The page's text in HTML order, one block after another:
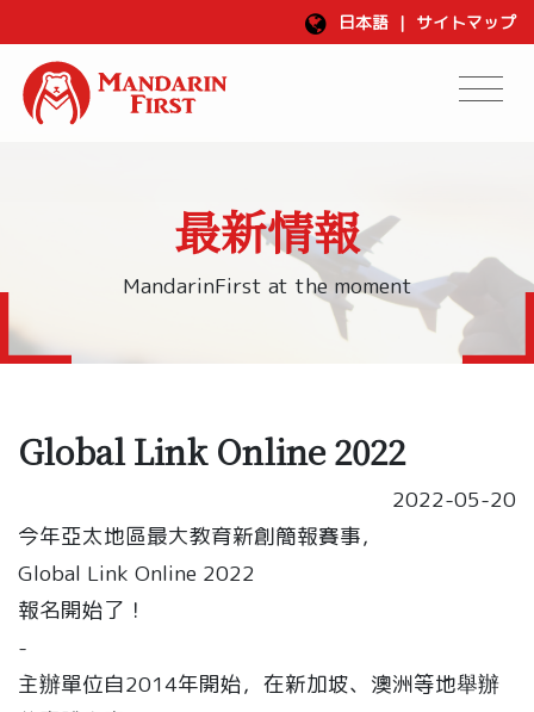
日本語 | サイトマップ
最新情報
MandarinFirst at the moment
Global Link Online 2022
2022-05-20
今年亞太地區最大教育新創簡報賽事，
Global Link Online 2022
報名開始了！
-
主辦單位自2014年開始，在新加坡、澳洲等地舉辦